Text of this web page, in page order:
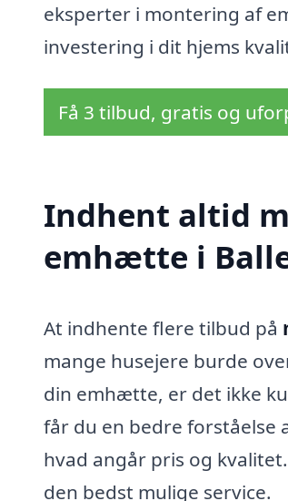
eksperter i montering af
investering i dit hjems
Få 3 tilbud, gratis og
Indhent altid
emhætte i
At indhente flere tilbud på
mange husejere burde
din emhætte, er det ikke
får du en bedre forståelse
hvad angår pris og
den bedst mulige service.